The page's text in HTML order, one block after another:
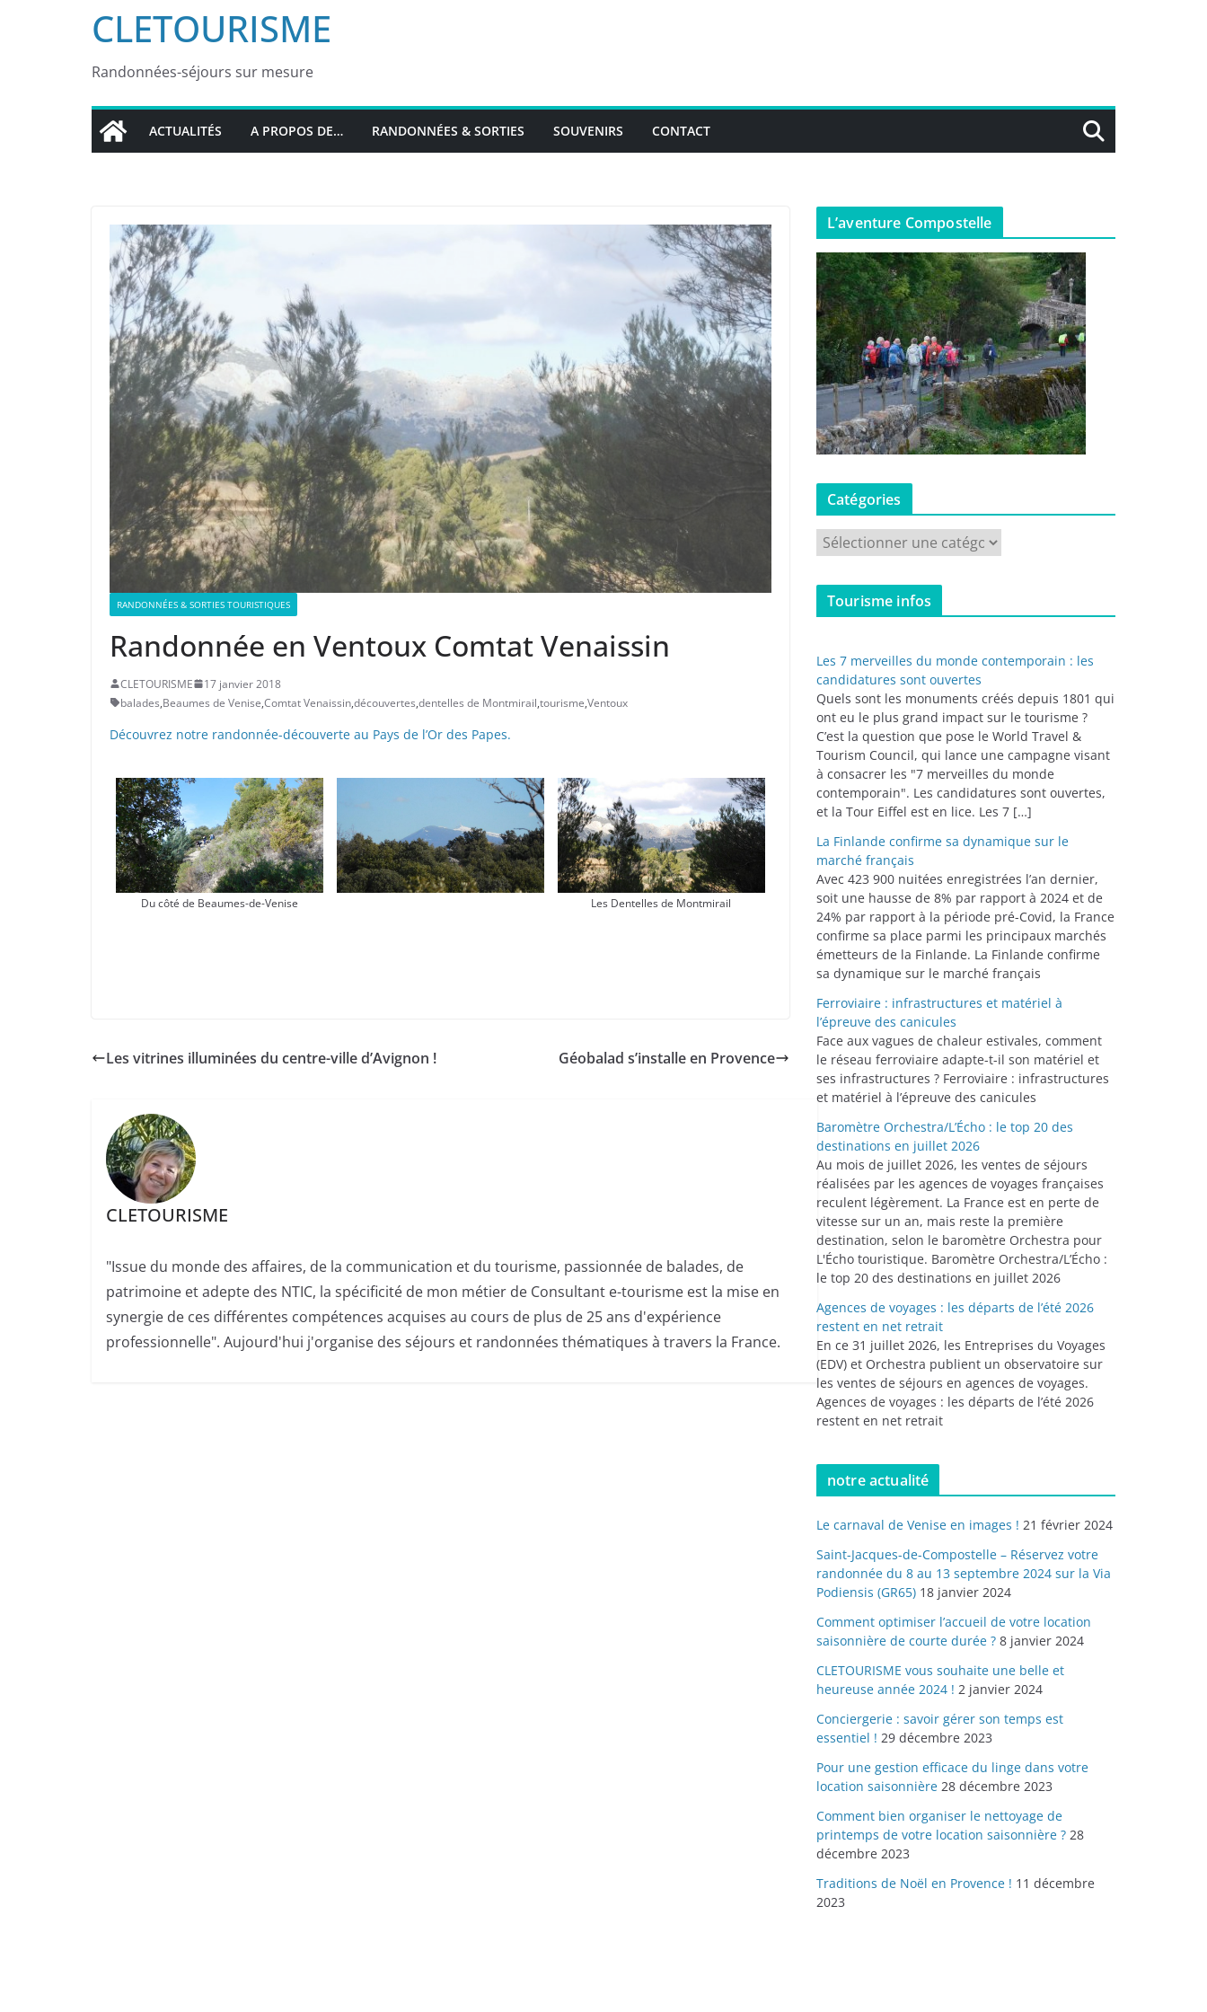
CLETOURISME
Randonnées-séjours sur mesure
ACTUALITÉS A PROPOS DE… RANDONNÉES & SORTIES SOUVENIRS CONTACT
RANDONNÉES & SORTIES TOURISTIQUES
Randonnée en Ventoux Comtat Venaissin
CLETOURISME
17 janvier 2018
balades,Beaumes de Venise,Comtat Venaissin,découvertes,dentelles de Montmirail,tourisme,Ventoux
Découvrez notre randonnée-découverte au Pays de l’Or des Papes.
Du côté de Beaumes-de-Venise Les Dentelles de Montmirail
Les vitrines illuminées du centre-ville d’Avignon ! Géobalad s’installe en Provence
CLETOURISME
"Issue du monde des affaires, de la communication et du tourisme, passionnée de balades, de
patrimoine et adepte des NTIC, la spécificité de mon métier de Consultant e-tourisme est la mise en
synergie de ces différentes compétences acquises au cours de plus de 25 ans d'expérience
professionnelle". Aujourd'hui j'organise des séjours et randonnées thématiques à travers la France.
L’aventure Compostelle
Catégories
a
t
r
i
e
s
Tourisme infos
Les 7 merveilles du monde contemporain : les
candidatures sont ouvertes
Quels sont les monuments créés depuis 1801 qui
ont eu le plus grand impact sur le tourisme ?
C’est la question que pose le World Travel &
Tourism Council, qui lance une campagne visant
à consacrer les "7 merveilles du monde
contemporain". Les candidatures sont ouvertes,
et la Tour Eiffel est en lice. Les 7 […]
La Finlande confirme sa dynamique sur le
marché français
Avec 423 900 nuitées enregistrées l’an dernier,
soit une hausse de 8% par rapport à 2024 et de
24% par rapport à la période pré-Covid, la France
confirme sa place parmi les principaux marchés
émetteurs de la Finlande. La Finlande confirme
sa dynamique sur le marché français
Ferroviaire : infrastructures et matériel à
l’épreuve des canicules
Face aux vagues de chaleur estivales, comment
le réseau ferroviaire adapte-t-il son matériel et
ses infrastructures ? Ferroviaire : infrastructures
et matériel à l’épreuve des canicules
Baromètre Orchestra/L’Écho : le top 20 des
destinations en juillet 2026
Au mois de juillet 2026, les ventes de séjours
réalisées par les agences de voyages françaises
reculent légèrement. La France est en perte de
vitesse sur un an, mais reste la première
destination, selon le baromètre Orchestra pour
L'Écho touristique. Baromètre Orchestra/L’Écho :
le top 20 des destinations en juillet 2026
Agences de voyages : les départs de l’été 2026
restent en net retrait
En ce 31 juillet 2026, les Entreprises du Voyages
(EDV) et Orchestra publient un observatoire sur
les ventes de séjours en agences de voyages.
Agences de voyages : les départs de l’été 2026
restent en net retrait
notre actualité
Le carnaval de Venise en images ! 21 février 2024
Saint-Jacques-de-Compostelle – Réservez votre
randonnée du 8 au 13 septembre 2024 sur la Via
Podiensis (GR65) 18 janvier 2024
Comment optimiser l’accueil de votre location
saisonnière de courte durée ? 8 janvier 2024
CLETOURISME vous souhaite une belle et
heureuse année 2024 ! 2 janvier 2024
Conciergerie : savoir gérer son temps est
essentiel ! 29 décembre 2023
Pour une gestion efficace du linge dans votre
location saisonnière 28 décembre 2023
Comment bien organiser le nettoyage de
printemps de votre location saisonnière ? 28
décembre 2023
Traditions de Noël en Provence ! 11 décembre
2023